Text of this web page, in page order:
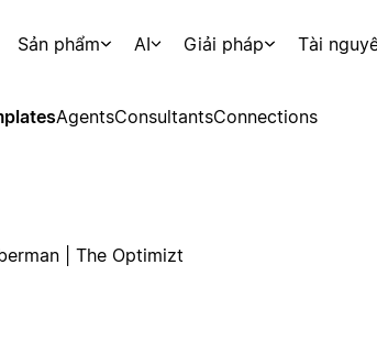
Sản phẩm AI Giải pháp Tài
AgentsConsultantsConnections
| The Optimizt